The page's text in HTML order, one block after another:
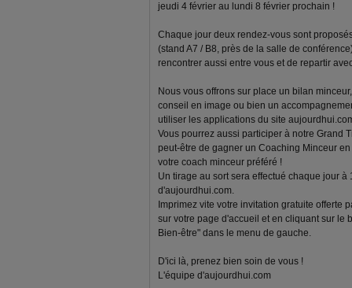
jeudi 4 février au lundi 8 février prochain !
Chaque jour deux rendez-vous sont
(stand A7 / B8, près de la salle de
rencontrer aussi entre vous et de repartir
Nous vous offrons sur place un bilan
conseil en image ou bien un
utiliser les applications du site
Vous pourrez aussi participer à notre Grand
peut-être de gagner un Coaching Minceur
votre coach minceur préféré !
Un tirage au sort sera effectué chaque jour à
d'aujourdhui.com.
Imprimez vite votre invitation gratuite offerte
sur votre page d'accueil et en cliquant sur le
Bien-être" dans le menu de gauche.
D'ici là, prenez bien soin de vous !
L'équipe d'aujourdhui.com